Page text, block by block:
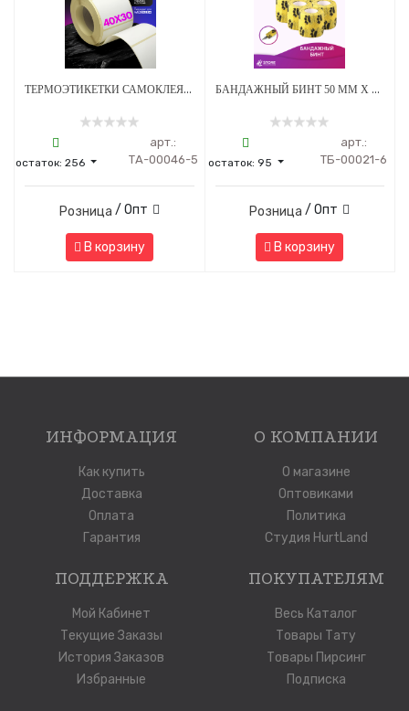
ТЕРМОЭТИКЕТКИ САМОКЛЕЯЩИЕСЯ ДЛЯ ПРИНТЕРА 40*30 ММ - 800 НАКЛЕЕК/РУЛОН - 5 ШТ
остаток: 256
арт.:
ТА-00046-5
Розница / Опт
В корзину
БАНДАЖНЫЙ БИНТ 50 ММ Х 4.5 М ЖЕЛТЫЙ С ЛАПКАМИ - 6 ШТ
остаток: 95
арт.:
ТБ-00021-6
Розница / Опт
В корзину
ИНФОРМАЦИЯ
Как купить
Доставка
Оплата
Гарантия
О КОМПАНИИ
О магазине
Оптовиками
Политика
Студия HurtLand
ПОДДЕРЖКА
Мой Кабинет
Текущие Заказы
История Заказов
Избранные
ПОКУПАТЕЛЯМ
Весь Каталог
Товары Тату
Товары Пирсинг
Подписка